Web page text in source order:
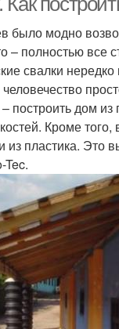
было модно
полностью все
свалки
дом из
Кроме
пластика. Это
Tec.